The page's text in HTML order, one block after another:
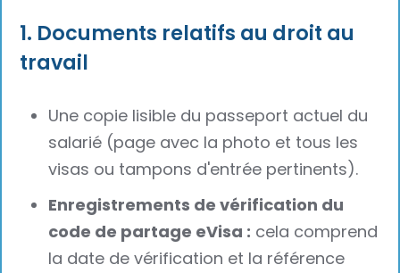
1. Documents relatifs au droit au
travail
Une copie lisible du passeport actuel du
salarié (page avec la photo et tous les
visas ou tampons d'entrée pertinents).
Enregistrements de vérification du
code de partage eVisa : cela comprend
la date de vérification et la référence